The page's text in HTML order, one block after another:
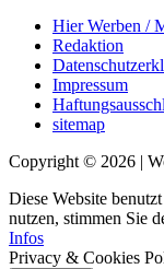
Hier Werben /
Redaktion
Impressum
sitemap
Copyright © 2026 |
Diese Website
nutzen, stimmen Sie
Infos
Privacy & Cookies